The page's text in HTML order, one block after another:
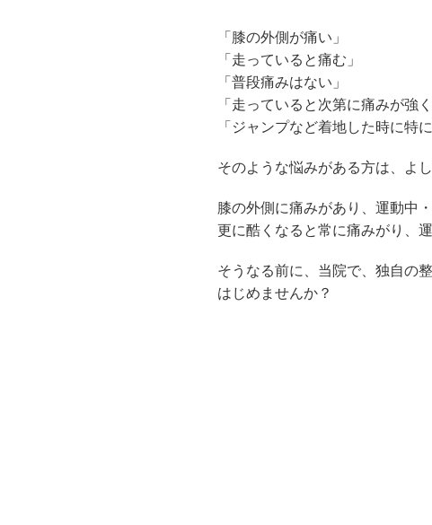
「膝の外側が痛い」
「走っていると痛む」
「普段痛みはない」
「走っていると次第に痛みが強く
「ジャンプなど着地した時に特に
そのような悩みがある方は、よ
膝の外側に痛みがあり、運動中
更に酷くなると常に痛みがり、
そうなる前に、当院で、独自の
はじめませんか？